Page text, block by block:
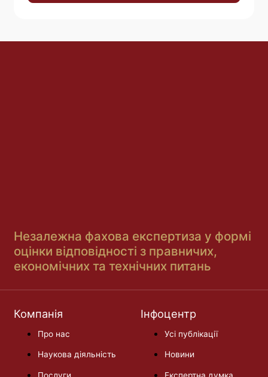
Незалежна фахова експертиза у формі
оцінки відповідності з правничих,
економічних та технічних питань
Компанія
Про нас
Наукова діяльність
Послуги
Інфоцентр
Усі публікації
Новини
Експертна думка